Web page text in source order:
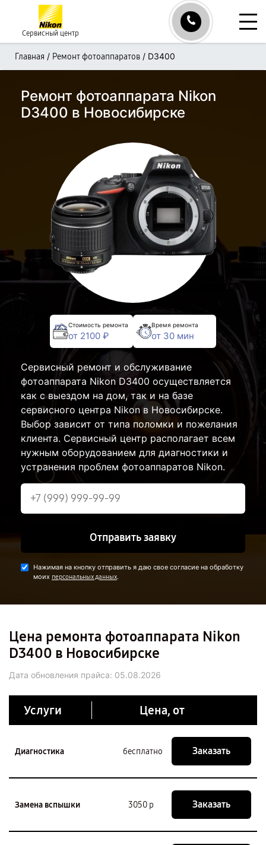
Сервисный центр
Главная / Ремонт фотоаппаратов / D3400
Ремонт фотоаппарата Nikon
D3400 в Новосибирске
Стоимость ремонта
от 2100 ₽
Время ремонта
от 30 мин
Сервисный ремонт и обслуживание
фотоаппарата Nikon D3400 осуществляется
как с выездом на дом, так и на базе
сервисного центра Nikon в Новосибирске.
Выбор зависит от типа поломки и пожелания
клиента. Сервисный центр располагает всем
нужным оборудованием для диагностики и
устранения проблем фотоаппаратов Nikon.
Отправить заявку
Нажимая на кнопку отправить я даю свое согласие на обработку
моих персональных данных.
Цена ремонта фотоаппарата Nikon
D3400 в Новосибирске
Дата обновления прайса: 05.08.2026
Услуги Цена, от
Диагностика бесплатно Заказать
Замена вспышки 3050 р Заказать